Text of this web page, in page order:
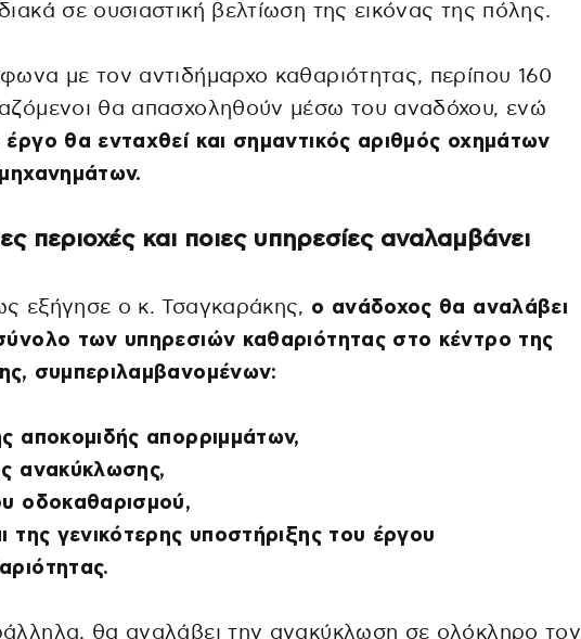
σε ουσιαστική βελτίωση της εικόνας της πόλης.
με τον αντιδήμαρχο καθαριότητας, περίπου 160
θα απασχοληθούν μέσω του αναδόχου, ενώ
έργο θα ενταχθεί και σημαντικός αριθμός οχημάτων
περιοχές και ποιες υπηρεσίες αναλαμβάνει
εξήγησε ο κ. Τσαγκαράκης, ο ανάδοχος θα αναλάβει
των υπηρεσιών καθαριότητας στο κέντρο της
συμπεριλαμβανομένων:
αποκομιδής απορριμμάτων,
ανακύκλωσης,
οδοκαθαρισμού,
της γενικότερης υποστήριξης του έργου
θα αναλάβει την ανακύκλωση σε ολόκληρο τον